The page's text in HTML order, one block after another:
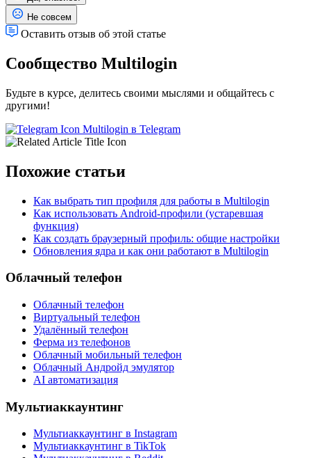
Не совсем
Оставить отзыв об этой статье
Сообщество Multilogin
Будьте в курсе, делитесь своими мыслями и общайтесь с
другими!
Multilogin в Telegram
Похожие статьи
Как выбрать тип профиля для работы в Multilogin
Как использовать Android-профили (устаревшая
функция)
Как создать браузерный профиль: общие настройки
Обновления ядра и как они работают в Multilogin
Облачный телефон
Облачный телефон
Виртуальный телефон
Удалённый телефон
Ферма из телефонов
Облачный мобильный телефон
Облачный Андройд эмулятор
AI автоматизация
Мультиаккаунтинг
Мультиаккаунтинг в Instagram
Мультиаккаунтинг в TikTok